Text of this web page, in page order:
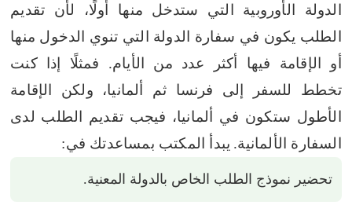
الدولة الأوروبية التي ستدخل منها أولًا، لأن تقديم
الطلب يكون في سفارة الدولة التي تنوي الدخول منها
أو الإقامة فيها أكثر عدد من الأيام. فمثلًا إذا كنت
تخطط للسفر إلى فرنسا ثم ألمانيا، ولكن الإقامة
الأطول ستكون في ألمانيا، فيجب تقديم الطلب لدى
السفارة الألمانية. يبدأ المكتب بمساعدتك في:
تحضير نموذج الطلب الخاص بالدولة المعنية.